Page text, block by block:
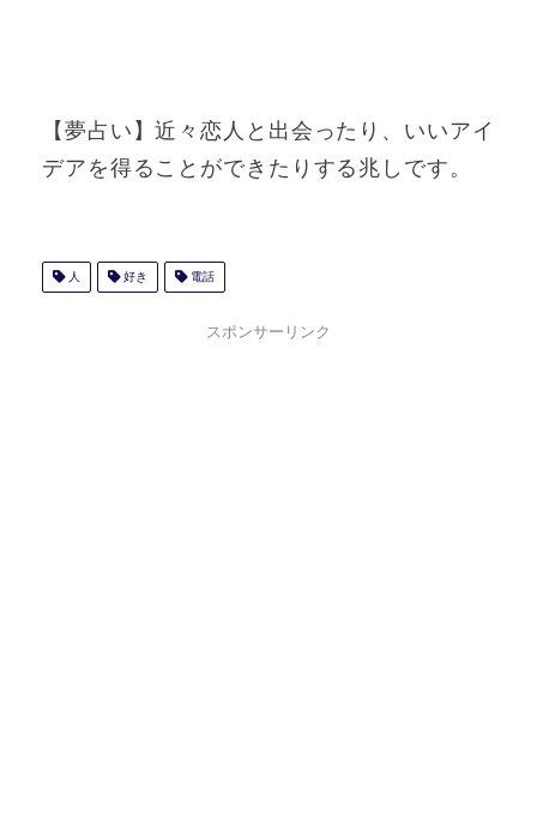
【夢占い】近々恋人と出会ったり、いいアイ
デアを得ることができたりする兆しです。
人 好き 電話
スポンサーリンク